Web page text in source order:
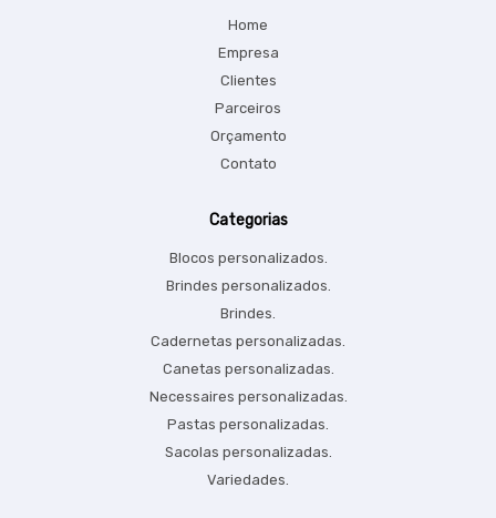
Home
Empresa
Clientes
Parceiros
Orçamento
Contato
Categorias
Blocos personalizados.
Brindes personalizados.
Brindes.
Cadernetas personalizadas.
Canetas personalizadas.
Necessaires personalizadas.
Pastas personalizadas.
Sacolas personalizadas.
Variedades.